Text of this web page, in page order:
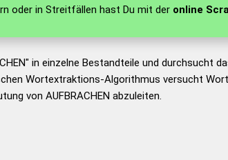
oder in Streitfällen hast Du mit der online
in einzelne Bestandteile und durchsucht
Wortextraktions-Algorithmus versucht
von AUFBRACHEN abzuleiten.